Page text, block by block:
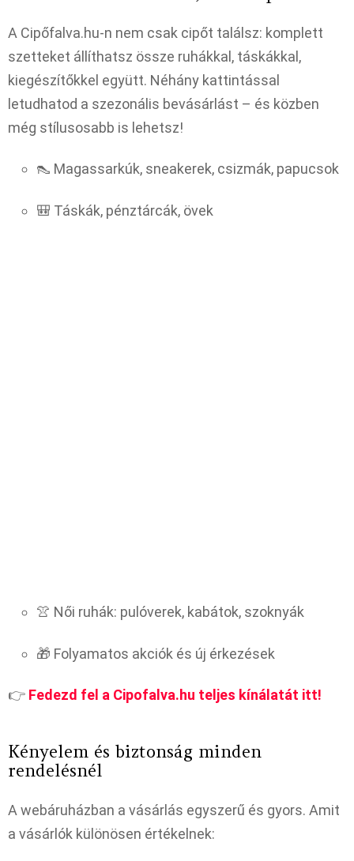
A Cipőfalva.hu-n nem csak cipőt találsz: komplett
szetteket állíthatsz össze ruhákkal, táskákkal,
kiegészítőkkel együtt. Néhány kattintással
letudhatod a szezonális bevásárlást – és közben
még stílusosabb is lehetsz!
👠 Magassarkúk, sneakerek, csizmák, papucsok
🎒 Táskák, pénztárcák, övek
👚 Női ruhák: pulóverek, kabátok, szoknyák
🎁 Folyamatos akciók és új érkezések
👉 Fedezd fel a Cipofalva.hu teljes kínálatát itt!
Kényelem és biztonság minden
rendelésnél
A webáruházban a vásárlás egyszerű és gyors. Amit
a vásárlók különösen értékelnek: